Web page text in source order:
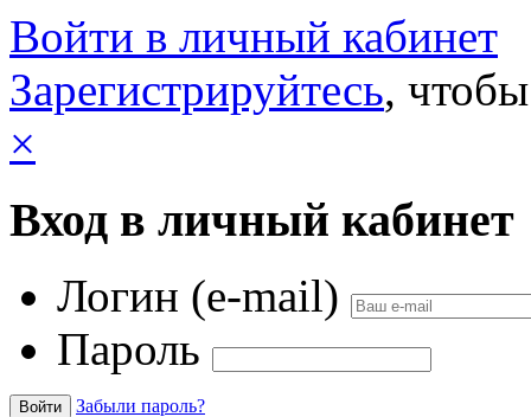
Войти в личный кабинет
Зарегистрируйтесь,
×
Вход в личный кабинет
Логин (e-mail)
Пароль
Забыли пароль?